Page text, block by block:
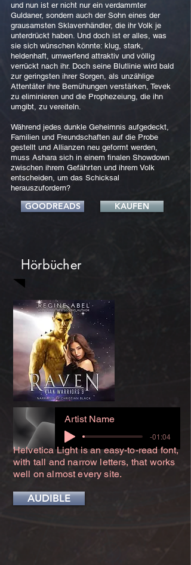
und nun ist er nicht nur ein verdammter
Guldaner, sondern auch der Sohn eines der
grausamsten Sklavenhändler, die ihr Volk je
unterdrückt haben. Und doch ist er alles, was
sie sich wünschen könnte: klug, stark,
heldenhaft, umwerfend attraktiv und völlig
verrückt nach ihr. Doch seine Blutlinie wird bald
zur geringsten ihrer Sorgen, als unzählige
Attentäter ihre Bemühungen verstärken, Tevek
zu eliminieren und die Prophezeiung, die ihn
umgibt, zu vereiteln.
Während jedes dunkle Geheimnis aufgedeckt,
Familien und Freundschaften auf die Probe
gestellt und Allianzen neu geformt werden,
muss Ashara sich in einem finalen Showdown
zwischen ihrem Gefährten und ihrem Volk
entscheiden, um das Schicksal
herauszufordern?
GOODREADS KAUFEN
Hörbücher
Artist Name
-01:04
Helvetica Light is an easy-to-read font,
with tall and narrow letters, that works
well on almost every site.
AUDIBLE